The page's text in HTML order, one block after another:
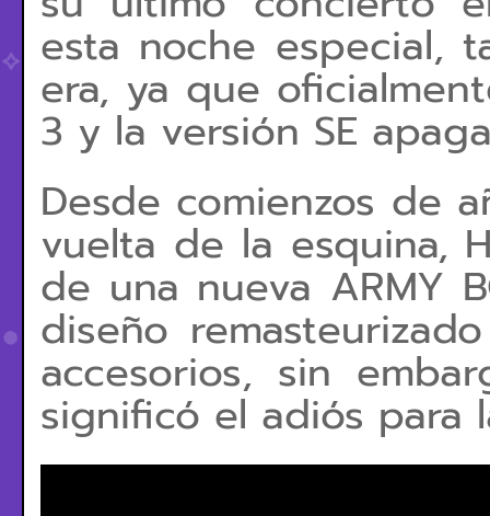
esta noche especial,
era, ya que
3 y la versión SE
Desde comienzos de
vuelta de la esquina,
de una nueva ARMY
diseño
accesorios, sin
significó el adiós para